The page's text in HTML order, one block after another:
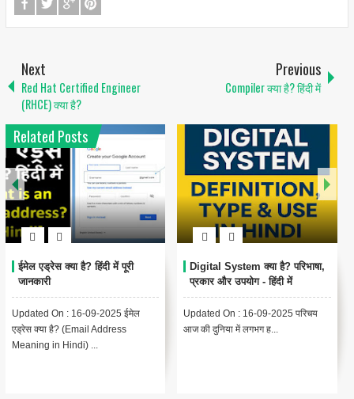
Next
Red Hat Certified Engineer
(RHCE) क्या है?
Previous
Compiler क्या है? हिंदी में
Related Posts
है? परिभाषा,
- हिंदी में
2025 परिचय
ह...
1
Encoding Meaning in Hindi |
एन्कोडिंग का मतलब और उपयोग
Updated On : 13-09-2025
Encoding Meaning in Hindi |
थंबनेल क्या है? |
Meaning in
& Computer